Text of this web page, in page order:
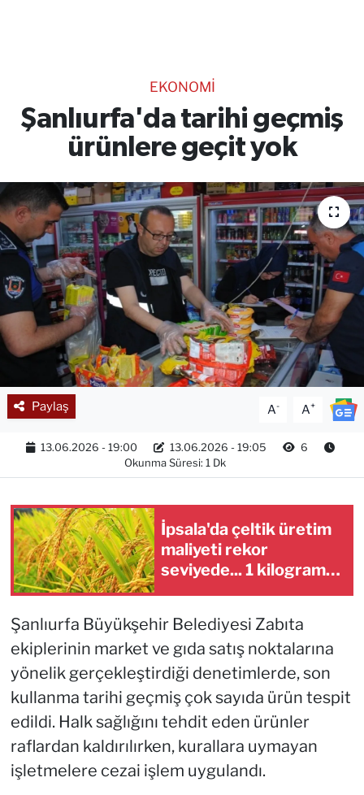
EKONOMİ
Şanlıurfa'da tarihi geçmiş
ürünlere geçit yok
Paylaş A- A+
13.06.2026 - 19:00 13.06.2026 - 19:05
6
Okunma Süresi: 1 Dk
İpsala'da çeltik üretim
maliyeti rekor
seviyede... 1 kilogram
Şanlıurfa Büyükşehir Belediyesi Zabıta
ekiplerinin market ve gıda satış noktalarına
yönelik gerçekleştirdiği denetimlerde, son
kullanma tarihi geçmiş çok sayıda ürün tespit
edildi. Halk sağlığını tehdit eden ürünler
raflardan kaldırılırken, kurallara uymayan
işletmelere cezai işlem uygulandı.
RESMİ İLANLAR
Gencsesfm Canlı Dinle